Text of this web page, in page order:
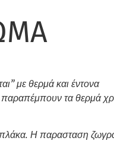
με θερμά και έντονα
παραπέμπουν τα θερμά
Η παρασταση